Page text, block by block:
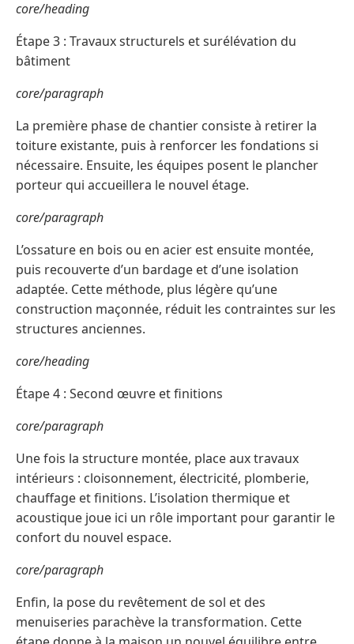
core/heading
Étape 3 : Travaux structurels et surélévation du
bâtiment
core/paragraph
La première phase de chantier consiste à retirer la
toiture existante, puis à renforcer les fondations si
nécessaire. Ensuite, les équipes posent le plancher
porteur qui accueillera le nouvel étage.
core/paragraph
L’ossature en bois ou en acier est ensuite montée,
puis recouverte d’un bardage et d’une isolation
adaptée. Cette méthode, plus légère qu’une
construction maçonnée, réduit les contraintes sur les
structures anciennes.
core/heading
Étape 4 : Second œuvre et finitions
core/paragraph
Une fois la structure montée, place aux travaux
intérieurs : cloisonnement, électricité, plomberie,
chauffage et finitions. L’isolation thermique et
acoustique joue ici un rôle important pour garantir le
confort du nouvel espace.
core/paragraph
Enfin, la pose du revêtement de sol et des
menuiseries parachève la transformation. Cette